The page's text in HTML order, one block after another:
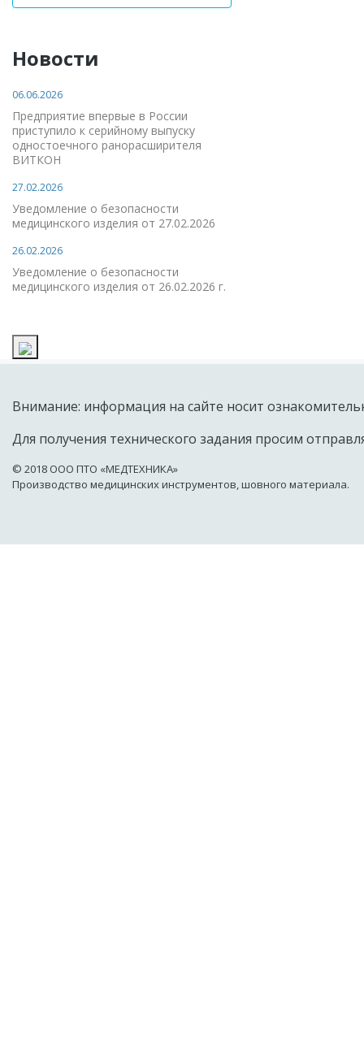
Новости
06.06.2026
Предприятие впервые в России
приступило к серийному выпуску
одностоечного ранорасширителя
ВИТКОН
27.02.2026
Уведомление о безопасности
медицинского изделия от 27.02.2026
26.02.2026
Уведомление о безопасности
медицинского изделия от 26.02.2026 г.
Внимание: информация на сайте носит
Для получения технического задания просим
© 2018 OOO ПТО «МЕДТЕХНИКА»
Производство медицинских инструментов, шовного материала.